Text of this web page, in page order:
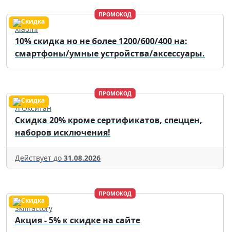
ПРОМОКОД
Xiaomi
10% скидка но не более 1200/600/400 на:
смартфоны/умные устройства/аксессуары.
ПРОМОКОД
Л'Окситан
Скидка 20% кроме сертификатов, спеццен,
наборов исключения!
Действует до 31.08.2026
ПРОМОКОД
Skillfactory
Акция - 5% к скидке на сайте